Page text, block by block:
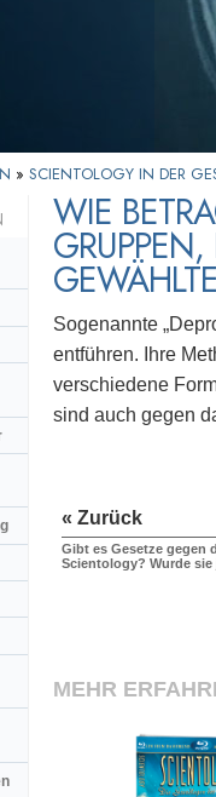
» SCIENTOLOGY IN DER
WIE
Sogenannte
entführen. Ihre
verschiedene
sind auch gegen
« Zurück
Gibt es Gesetze gegen
Scientology? Wurde
MEHR